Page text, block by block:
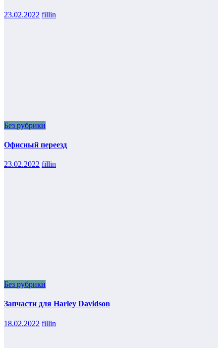
23.02.2022 fillin
Без рубрики
Офисный переезд
23.02.2022 fillin
Без рубрики
Запчасти для Harley Davidson
18.02.2022 fillin